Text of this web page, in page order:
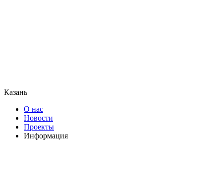
Казань
О нас
Новости
Проекты
Информация